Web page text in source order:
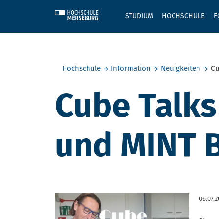
STUDIUM HOCHSCHULE
Hochschule
Information Neuigkeiten
Cube
und MINT